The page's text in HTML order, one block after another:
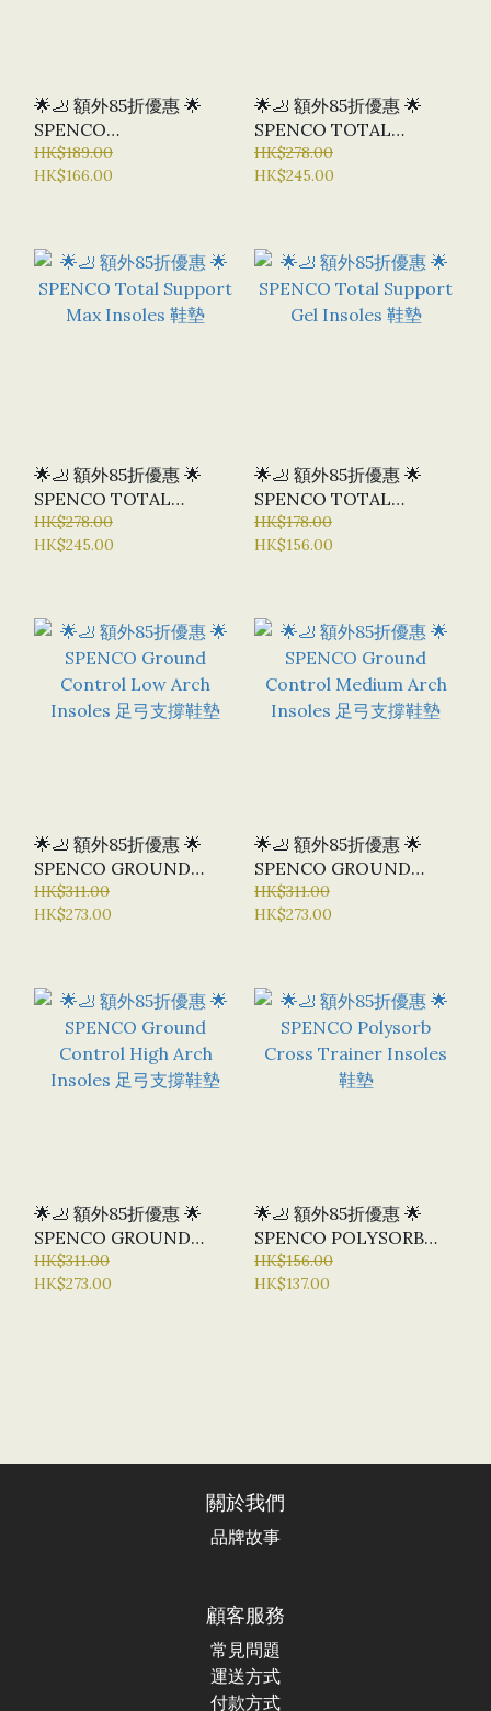
🌟🦶 額外85折優惠 🌟
SPENCO
PERFORMANCE GEL
INSOLES 鞋墊
HK$189.00
HK$166.00
🌟🦶 額外85折優惠 🌟
SPENCO TOTAL
SUPPORT ORIGINAL
INSOLES 鞋墊
HK$278.00
HK$245.00
🌟🦶 額外85折優惠 🌟
SPENCO TOTAL
SUPPORT MAX
INSOLES 鞋墊
HK$278.00
HK$245.00
🌟🦶 額外85折優惠 🌟
SPENCO TOTAL
SUPPORT GEL
INSOLES 鞋墊
HK$178.00
HK$156.00
🌟🦶 額外85折優惠 🌟
SPENCO GROUND
CONTROL LOW ARCH
INSOLES 足弓支撐鞋墊
HK$311.00
HK$273.00
🌟🦶 額外85折優惠 🌟
SPENCO GROUND
CONTROL MEDIUM
ARCH INSOLES 足弓支
HK$311.00
HK$273.00
🌟🦶 額外85折優惠 🌟
SPENCO GROUND
CONTROL HIGH ARCH
INSOLES 足弓支撐鞋墊
HK$311.00
HK$273.00
🌟🦶 額外85折優惠 🌟
SPENCO POLYSORB
CROSS TRAINER
INSOLES 鞋墊
HK$156.00
HK$137.00
關於我們
品牌故事
顧客服務
常見問題
運送方式
付款方式